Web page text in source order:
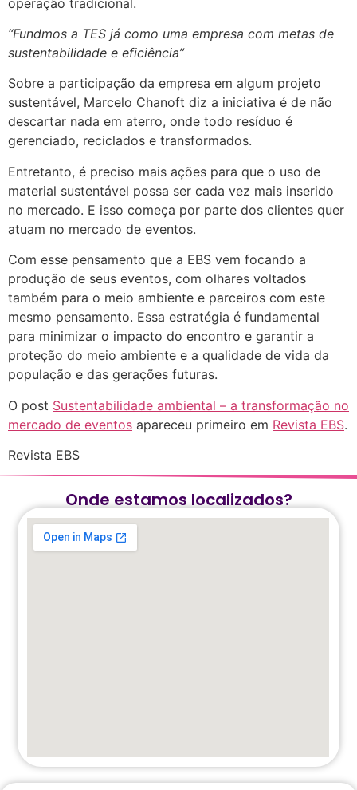
“Fundmos a TES já como uma empresa com metas de
sustentabilidade e eficiência”
Sobre a participação da empresa em algum projeto
sustentável, Marcelo Chanoft diz a iniciativa é de não
descartar nada em aterro, onde todo resíduo é
gerenciado, reciclados e transformados.
Entretanto, é preciso mais ações para que o uso de
material sustentável possa ser cada vez mais inserido
no mercado. E isso começa por parte dos clientes quer
atuam no mercado de eventos.
Com esse pensamento que a EBS vem focando a
produção de seus eventos, com olhares voltados
também para o meio ambiente e parceiros com este
mesmo pensamento. Essa estratégia é fundamental
para minimizar o impacto do encontro e garantir a
proteção do meio ambiente e a qualidade de vida da
população e das gerações futuras.
O post Sustentabilidade ambiental – a transformação no
mercado de eventos apareceu primeiro em Revista EBS.
Revista EBS
Onde estamos localizados?